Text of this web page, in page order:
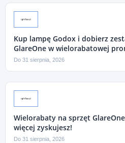
Kup lampę Godox i dobierz
GlareOne w wielorabatowej
Do 31 sierpnia, 2026
Wielorabaty na sprzęt
więcej zyskujesz!
Do 31 sierpnia, 2026